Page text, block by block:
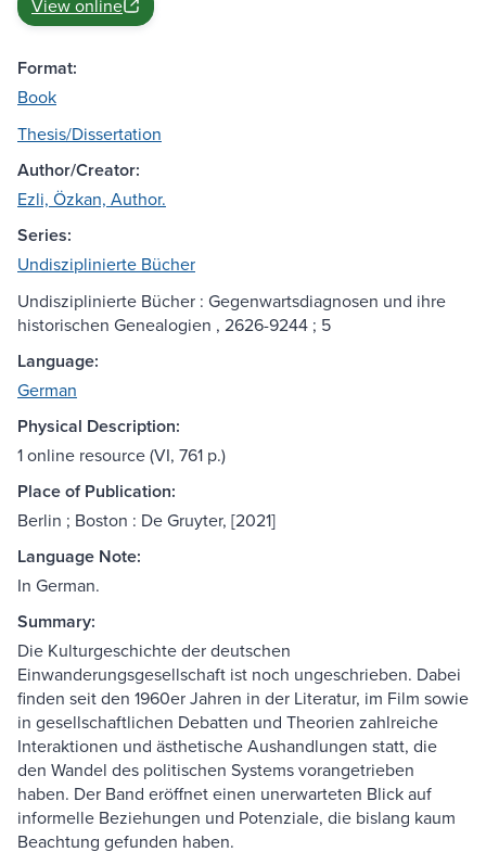
View online
Format:
Book
Thesis/Dissertation
Author/Creator:
Ezli, Özkan, Author.
Series:
Undisziplinierte Bücher
Undisziplinierte Bücher : Gegenwartsdiagnosen und ihre
historischen Genealogien , 2626-9244 ; 5
Language:
German
Physical Description:
1 online resource (VI, 761 p.)
Place of Publication:
Berlin ; Boston : De Gruyter, [2021]
Language Note:
In German.
Summary:
Die Kulturgeschichte der deutschen
Einwanderungsgesellschaft ist noch ungeschrieben. Dabei
finden seit den 1960er Jahren in der Literatur, im Film sowie
in gesellschaftlichen Debatten und Theorien zahlreiche
Interaktionen und ästhetische Aushandlungen statt, die
den Wandel des politischen Systems vorangetrieben
haben. Der Band eröffnet einen unerwarteten Blick auf
informelle Beziehungen und Potenziale, die bislang kaum
Beachtung gefunden haben.